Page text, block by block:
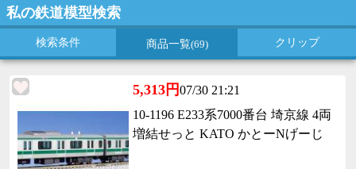
私の鉄道模型検索
検索条件 商品一覧(69) クリップ
5,313円07/30 21:21
10-1196 E233系7000番台 埼京線 4両
増結せっと KATO かとーNげーじ